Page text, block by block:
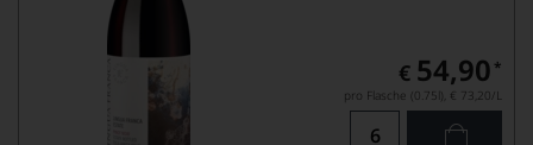
€ 54,90 *
pro Flasche (0.75l), € 73,20/L